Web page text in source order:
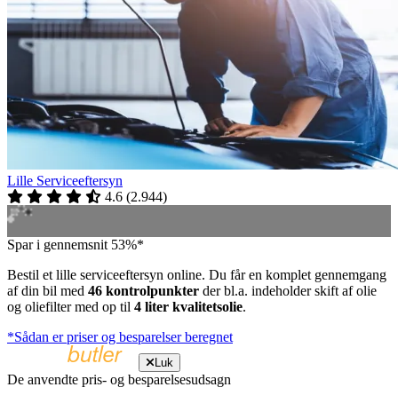
Lille Serviceeftersyn
4.6 (2.944)
Spar i gennemsnit 53%*
Bestil et lille serviceeftersyn online. Du får en komplet gennemgang
af din bil med 46 kontrolpunkter der bl.a. indeholder skift af olie
og oliefilter med op til 4 liter kvalitetsolie.
*Sådan er priser og besparelser beregnet
Luk
De anvendte pris- og besparelsesudsagn